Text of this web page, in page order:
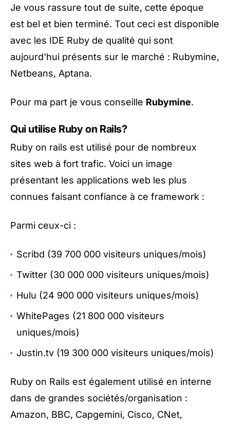
Je vous rassure tout de suite, cette époque
est bel et bien terminé. Tout ceci est disponible
avec les IDE Ruby de qualité qui sont
aujourd'hui présents sur le marché : Rubymine,
Netbeans, Aptana.
Pour ma part je vous conseille Rubymine.
Qui utilise Ruby on Rails?
Ruby on rails est utilisé pour de nombreux
sites web à fort trafic. Voici un image
présentant les applications web les plus
connues faisant confiance à ce framework :
Parmi ceux-ci :
Scribd (39 700 000 visiteurs uniques/mois)
Twitter (30 000 000 visiteurs uniques/mois)
Hulu (24 900 000 visiteurs uniques/mois)
WhitePages (21 800 000 visiteurs
uniques/mois)
Justin.tv (19 300 000 visiteurs uniques/mois)
Ruby on Rails est également utilisé en interne
dans de grandes sociétés/organisation :
Amazon, BBC, Capgemini, Cisco, CNet,